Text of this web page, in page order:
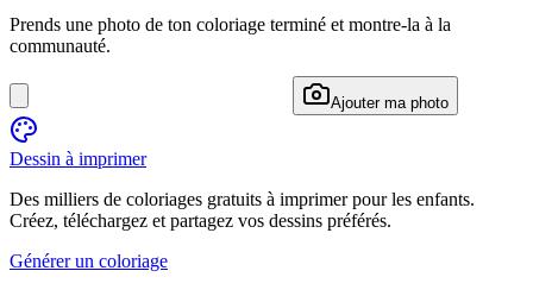
Prends une photo de ton coloriage terminé et montre-la à la
communauté.
Ajouter ma photo
Dessin à imprimer
Des milliers de coloriages gratuits à imprimer pour les enfants.
Créez, téléchargez et partagez vos dessins préférés.
Générer un coloriage